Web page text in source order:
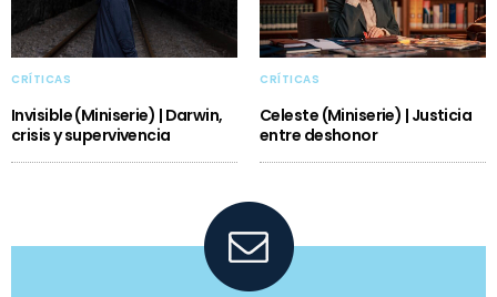
CRÍTICAS
Invisible (Miniserie) | Darwin,
crisis y supervivencia
CRÍTICAS
Celeste (Miniserie) | Justicia
entre deshonor